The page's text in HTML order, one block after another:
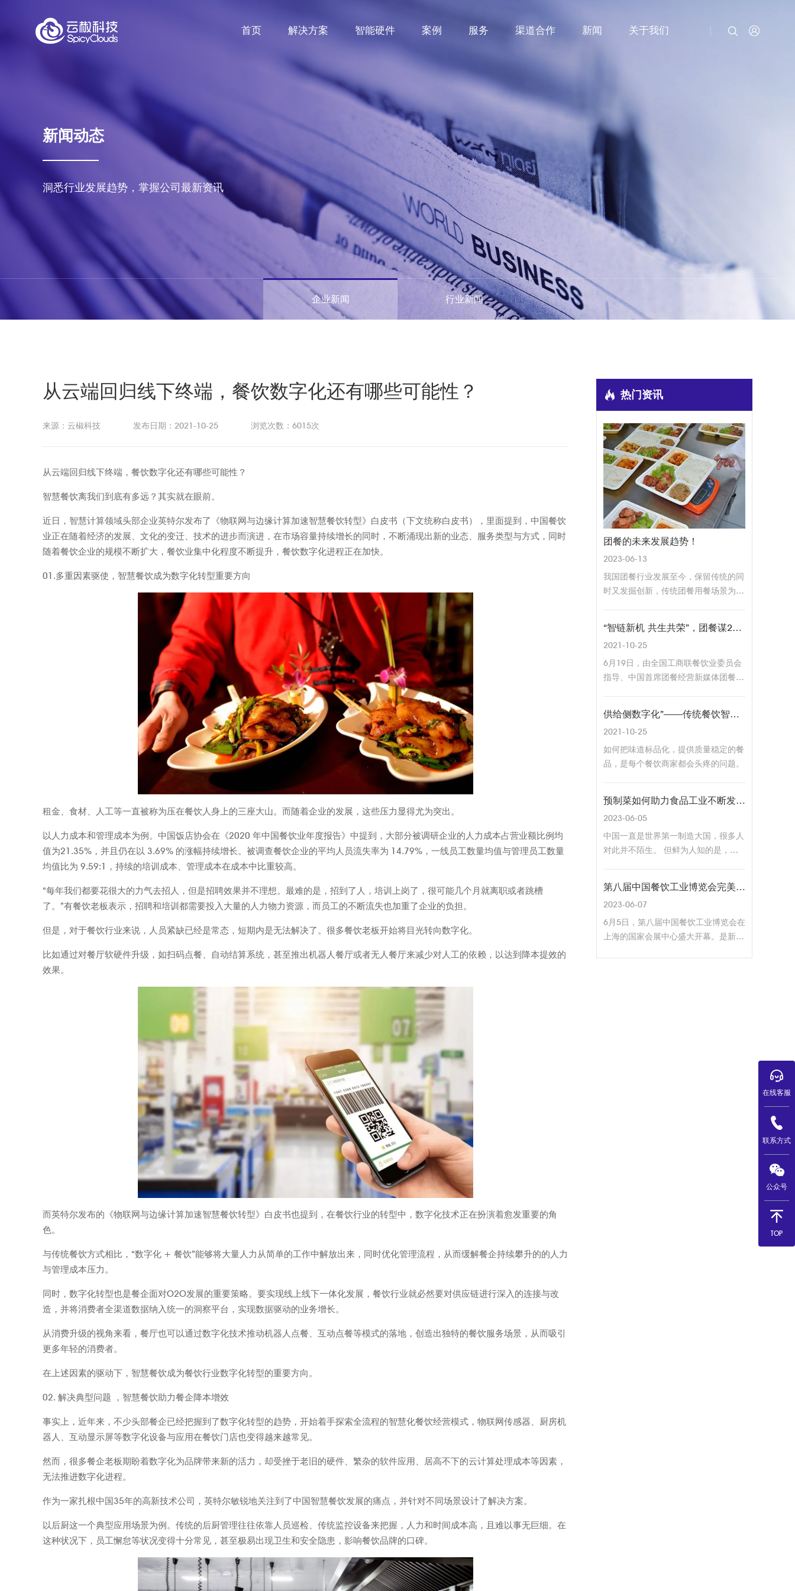
首页 解决方案 智能硬件 案例 服务 渠道合作 新闻 关于我们
新闻动态
洞悉行业发展趋势，掌握公司最新资讯
企业新闻 行业新闻
从云端回归线下终端，餐饮数字化还有哪些可能性？
来源：云椒科技 发布日期：2021-10-25 浏览次数：6015次
从云端回归线下终端，餐饮数字化还有哪些可能性？
智慧餐饮离我们到底有多远？其实就在眼前。
近日，智慧计算领域头部企业英特尔发布了《物联网与边缘计算加速智慧餐饮转型》白皮书（下文统称白皮书），里面提到，中国餐饮
业正在随着经济的发展、文化的变迁、技术的进步而演进，在市场容量持续增长的同时，不断涌现出新的业态、服务类型与方式，同时
随着餐饮企业的规模不断扩大，餐饮业集中化程度不断提升，餐饮数字化进程正在加快。
01.多重因素驱使，智慧餐饮成为数字化转型重要方向
租金、食材、人工等一直被称为压在餐饮人身上的三座大山。而随着企业的发展，这些压力显得尤为突出。
以人力成本和管理成本为例。中国饭店协会在《2020 年中国餐饮业年度报告》中提到，大部分被调研企业的人力成本占营业额比例均
值为21.35%，并且仍在以 3.69% 的涨幅持续增长。被调查餐饮企业的平均人员流失率为 14.79%，一线员工数量均值与管理员工数量
均值比为 9.59:1，持续的培训成本、管理成本在成本中比重较高。
“每年我们都要花很大的力气去招人，但是招聘效果并不理想。最难的是，招到了人，培训上岗了，很可能几个月就离职或者跳槽
了。”有餐饮老板表示，招聘和培训都需要投入大量的人力物力资源，而员工的不断流失也加重了企业的负担。
但是，对于餐饮行业来说，人员紧缺已经是常态，短期内是无法解决了。很多餐饮老板开始将目光转向数字化。
比如通过对餐厅软硬件升级，如扫码点餐、自动结算系统，甚至推出机器人餐厅或者无人餐厅来减少对人工的依赖，以达到降本提效的
效果。
而英特尔发布的《物联网与边缘计算加速智慧餐饮转型》白皮书也提到，在餐饮行业的转型中，数字化技术正在扮演着愈发重要的角
色。
与传统餐饮方式相比，“数字化 + 餐饮”能够将大量人力从简单的工作中解放出来，同时优化管理流程，从而缓解餐企持续攀升的的人力
与管理成本压力。
同时，数字化转型也是餐企面对O2O发展的重要策略。要实现线上线下一体化发展，餐饮行业就必然要对供应链进行深入的连接与改
造，并将消费者全渠道数据纳入统一的洞察平台，实现数据驱动的业务增长。
从消费升级的视角来看，餐厅也可以通过数字化技术推动机器人点餐、互动点餐等模式的落地，创造出独特的餐饮服务场景，从而吸引
更多年轻的消费者。
在上述因素的驱动下，智慧餐饮成为餐饮行业数字化转型的重要方向。
02. 解决典型问题 ，智慧餐饮助力餐企降本增效
事实上，近年来，不少头部餐企已经把握到了数字化转型的趋势，开始着手探索全流程的智慧化餐饮经营模式，物联网传感器、厨房机
器人、互动显示屏等数字化设备与应用在餐饮门店也变得越来越常见。
然而，很多餐企老板期盼着数字化为品牌带来新的活力，却受挫于老旧的硬件、繁杂的软件应用、居高不下的云计算处理成本等因素，
无法推进数字化进程。
作为一家扎根中国35年的高新技术公司，英特尔敏锐地关注到了中国智慧餐饮发展的痛点，并针对不同场景设计了解决方案。
以后厨这一个典型应用场景为例。传统的后厨管理往往依靠人员巡检、传统监控设备来把握，人力和时间成本高，且难以事无巨细。在
这种状况下，员工懈怠等状况变得十分常见，甚至极易出现卫生和安全隐患，影响餐饮品牌的口碑。
热门资讯
团餐的未来发展趋势！
2023-06-13
我国团餐行业发展至今，保留传统的同
时又发掘创新，传统团餐用餐场景为企
场景延伸到展会、体育赛事等社会活动
的大型保障餐服务，团餐从亲民的价
格、统一的服务模式发展为不同档次及
多样的方式，如团体自助餐、宴会、茶
时间不一致，长期以来一直停留在粗放
式管理模式。如今团餐行业不断发展，
用户规模不断扩大，与团餐方便、省
时、菜品卫生、价格便宜等优势是分不
餐智慧化是一种新手段。
“智链新机 共生共荣”，团餐谋2021中国团餐供应链创新峰会成功举办
2021-10-25
6月19日，由全国工商联餐饮业委员会
指导、中国首席团餐经营新媒体团餐谋
海国家会展中心圆满举办。跨国团餐巨
头、第三方供应链企业、本土头部团餐
企业、团餐产业链服务商和全国上百家
优秀企业代表近500多人齐聚一堂，围
的机遇和挑战。
供给侧数字化”——传统餐饮智慧升级关键点
2021-10-25
如何把味道标品化，提供质量稳定的餐
品，是每个餐饮商家都会头疼的问题。
预制菜如何助力食品工业不断发展？
2023-06-05
中国一直是世界第一制造大国，很多人
对此并不陌生。 但鲜为人知的是，长
天”。食品工业虽然看上去没有什么技
术含量，但是它关乎着民众的日常生
活。 与此同时，食品加工还是一个“接
一连三”的产业，是连接农业资源，实
第八届中国餐饮工业博览会完美闭幕，【云椒科技】备受欢迎
2023-06-07
6月5日，第八届中国餐饮工业博览会在
上海的国家会展中心盛大开幕。是新中
在线客服
联系方式
公众号
TOP